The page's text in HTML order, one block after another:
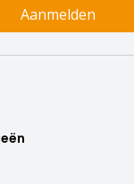
Aanmelden